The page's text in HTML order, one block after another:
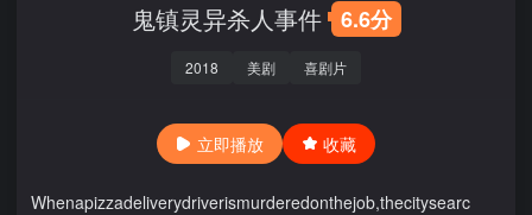
鬼镇灵异杀人事件 6.6分
2018 美剧 喜剧片
立即播放 收藏
Whenapizzadeliverydriverismurderedonthejob,thecitysearc